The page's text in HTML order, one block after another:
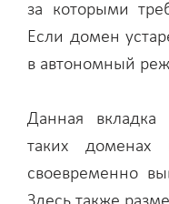
за которыми
Если домен
в автономный
Данная
таких доменах
своевременно